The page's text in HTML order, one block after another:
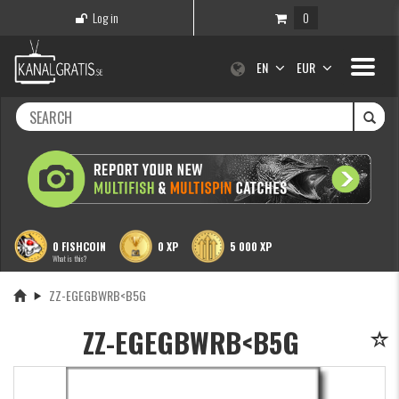
Log in 0
Toggle
EN EUR
0 FISHCOIN
What is this?
0 XP 5 000 XP
ZZ-EGEGBWRB<B5G
ZZ-EGEGBWRB<B5G